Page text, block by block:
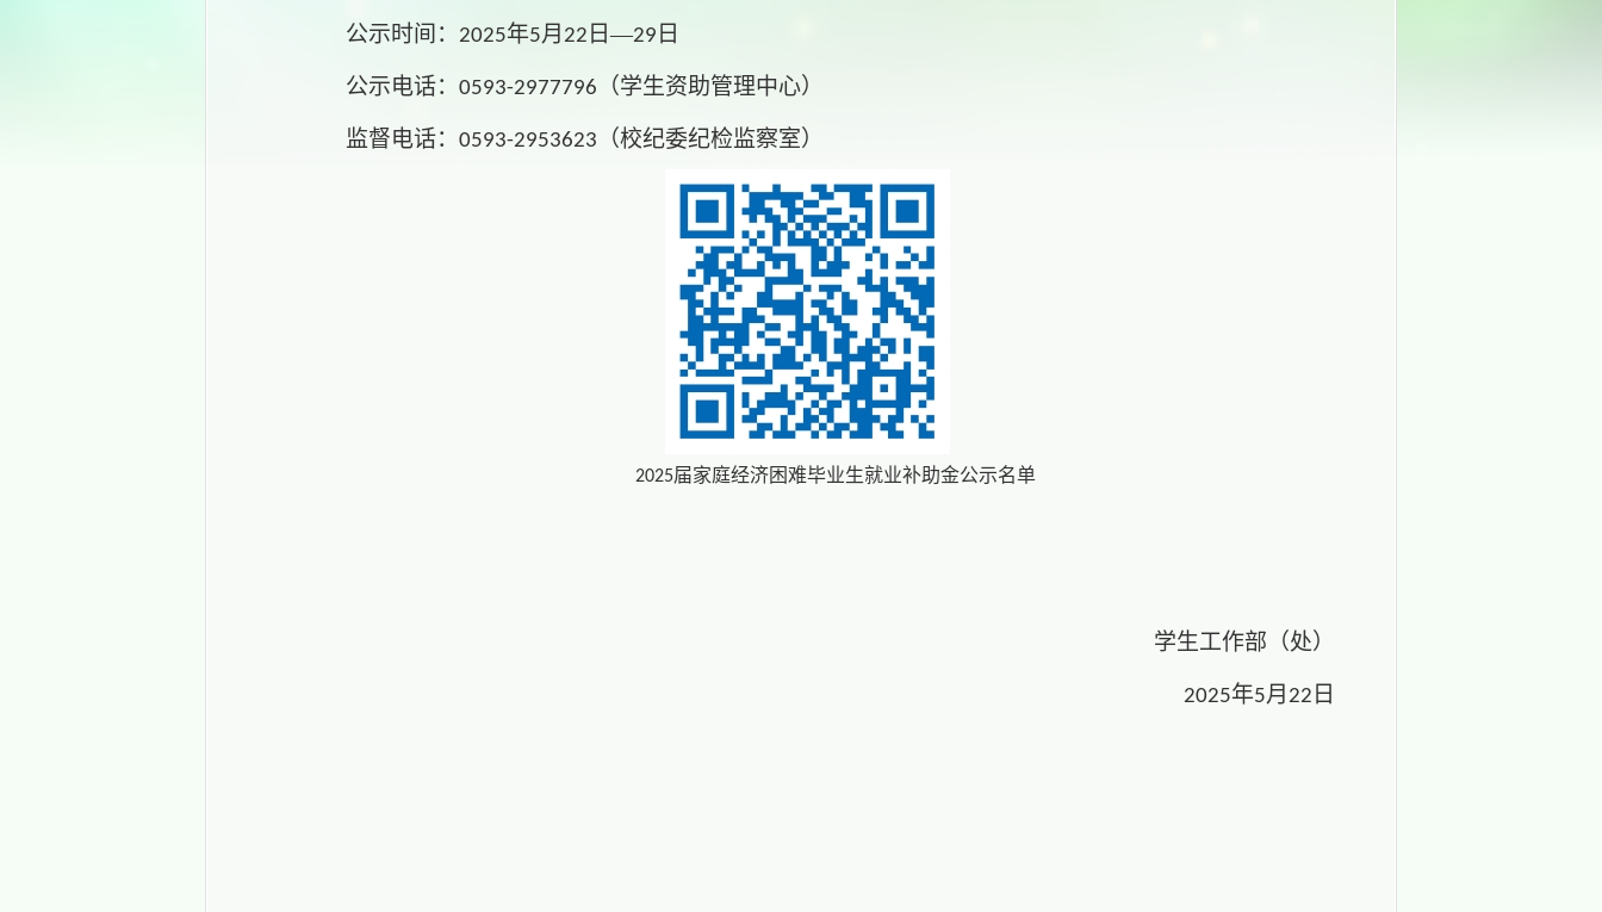
公示时间： 2025年5月 22 日—29 日
公示电话： 0593-2977796 （学生资助管理中心）
监督电话： 0593-2953623 （校纪委纪检监察室）
2025届家庭经济困难毕业生就业补助金公示名单
学生工作部（处）
2025年5月 22 日